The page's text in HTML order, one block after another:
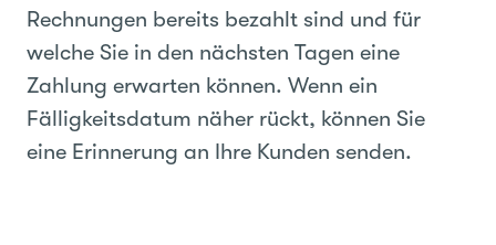
Rechnungen bereits bezahlt sind und für
welche Sie in den nächsten Tagen eine
Zahlung erwarten können. Wenn ein
Fälligkeitsdatum näher rückt, können Sie
eine Erinnerung an Ihre Kunden senden.